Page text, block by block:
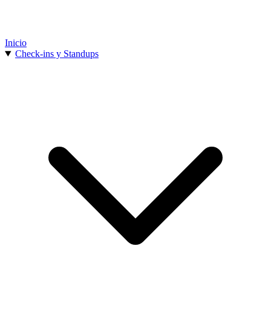
Inicio
Check-ins y Standups